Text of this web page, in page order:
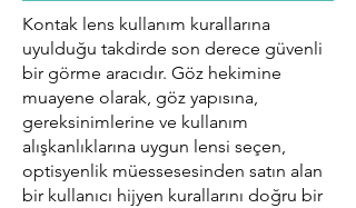
Kontak lens kullanım kurallarına
uyulduğu takdirde son derece güvenli
bir görme aracıdır. Göz hekimine
muayene olarak, göz yapısına,
gereksinimlerine ve kullanım
alışkanlıklarına uygun lensi seçen,
optisyenlik müessesesinden satın alan
bir kullanıcı hijyen kurallarını doğru bir